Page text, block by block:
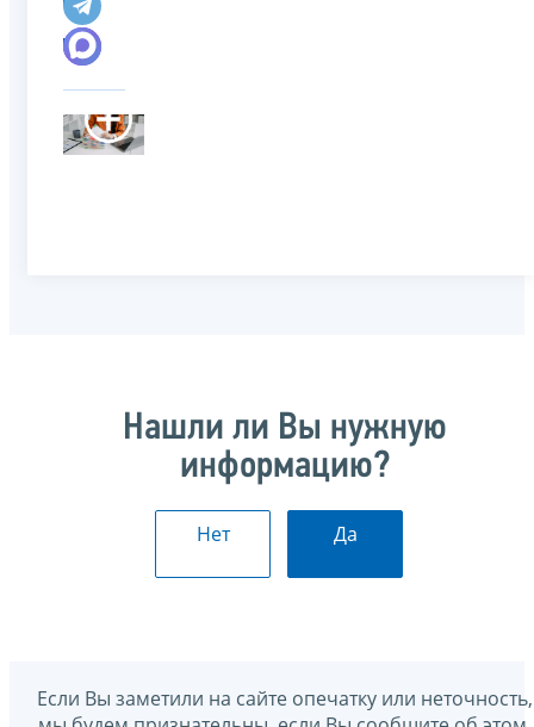
Нашли ли Вы нужную
информацию?
Нет Да
Если Вы заметили на сайте опечатку или неточность,